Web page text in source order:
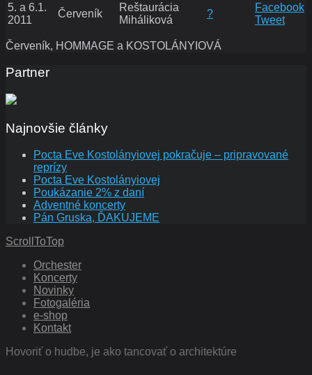
5. a 6.1.
2011
Červeník
Reštaurácia
Miháliková
?
Facebook
Tweet
Červeník, HOMMAGE a KOSTOLÁNYIOVÁ
Partner
Najnovšie články
Pocta Eve Kostolányiovej pokračuje – pripravované
reprízy
Pocta Eve Kostolányiovej
Poukázanie 2% z daní
Adventné koncerty
Pán Gruska, ĎAKUJEME
ScrollToTop
Orchester
Koncerty
Novinky
Fotogaléria
e-shop
Kontakt
Hovoriť o hudbe, je ako tancovať o architektúre